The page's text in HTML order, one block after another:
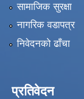
सामाजिक सुरक्षा
नागरिक वडापत्र
निवेदनको ढाँचा
प्रतिवेदन